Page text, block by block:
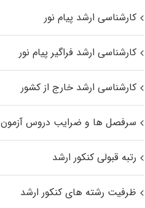
کارشناسی ارشد پیام نور
کارشناسی ارشد فراگیر پیام نور
کارشناسی ارشد خارج از کشور
سرفصل ها و ضرایب دروس آزمون
رتبه قبولی کنکور ارشد
ظرفیت رشته های کنکور ارشد